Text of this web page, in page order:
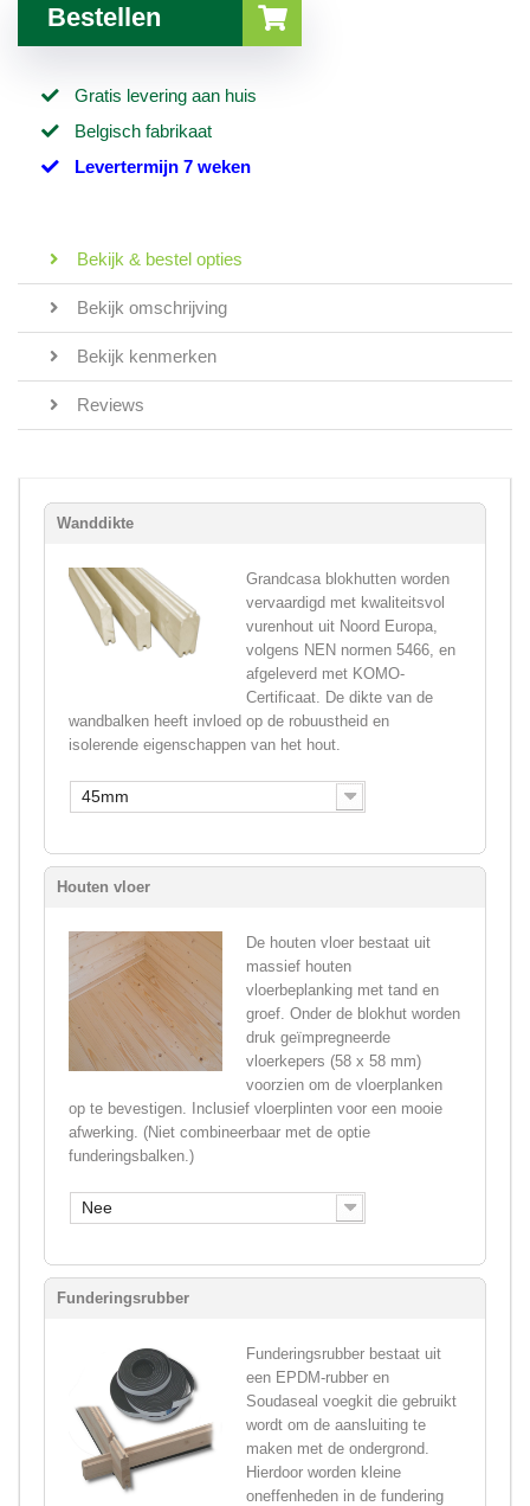
Bestellen
Gratis levering aan huis
Belgisch fabrikaat
Levertermijn 7 weken
Bekijk & bestel opties
Bekijk omschrijving
Bekijk kenmerken
Reviews
Wanddikte
Grandcasa blokhutten worden
vervaardigd met kwaliteitsvol
vurenhout uit Noord Europa,
volgens NEN normen 5466, en
afgeleverd met KOMO-
Certificaat. De dikte van de
wandbalken heeft invloed op de robuustheid en
isolerende eigenschappen van het hout.
45mm
Houten vloer
De houten vloer bestaat uit
massief houten
vloerbeplanking met tand en
groef. Onder de blokhut worden
druk geïmpregneerde
vloerkepers (58 x 58 mm)
voorzien om de vloerplanken
op te bevestigen. Inclusief vloerplinten voor een mooie
afwerking. (Niet combineerbaar met de optie
funderingsbalken.)
Nee
Funderingsrubber
Funderingsrubber bestaat uit
een EPDM-rubber en
Soudaseal voegkit die gebruikt
wordt om de aansluiting te
maken met de ondergrond.
Hierdoor worden kleine
oneffenheden in de fundering